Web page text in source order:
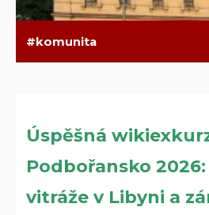
komunita
Úspěšná
Podbořansko
vitráže v Libyni a